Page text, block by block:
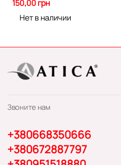
150,00 грн
Нет в наличии
Звоните нам
+380668350666
+380672887797